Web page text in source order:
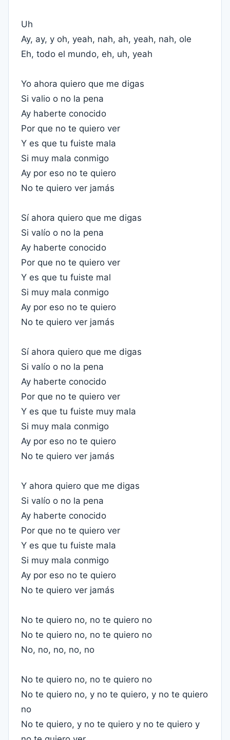
Uh
Ay, ay, y oh, yeah, nah, ah, yeah, nah, ole
Eh, todo el mundo, eh, uh, yeah
Yo ahora quiero que me digas
Si valio o no la pena
Ay haberte conocido
Por que no te quiero ver
Y es que tu fuiste mala
Si muy mala conmigo
Ay por eso no te quiero
No te quiero ver jamás
Sí ahora quiero que me digas
Si valío o no la pena
Ay haberte conocido
Por que no te quiero ver
Y es que tu fuiste mal
Si muy mala conmigo
Ay por eso no te quiero
No te quiero ver jamás
Sí ahora quiero que me digas
Si valío o no la pena
Ay haberte conocido
Por que no te quiero ver
Y es que tu fuiste muy mala
Si muy mala conmigo
Ay por eso no te quiero
No te quiero ver jamás
Y ahora quiero que me digas
Si valío o no la pena
Ay haberte conocido
Por que no te quiero ver
Y es que tu fuiste mala
Si muy mala conmigo
Ay por eso no te quiero
No te quiero ver jamás
No te quiero no, no te quiero no
No te quiero no, no te quiero no
No, no, no, no, no
No te quiero no, no te quiero no
No te quiero no, y no te quiero, y no te quiero
no
No te quiero, y no te quiero y no te quiero y